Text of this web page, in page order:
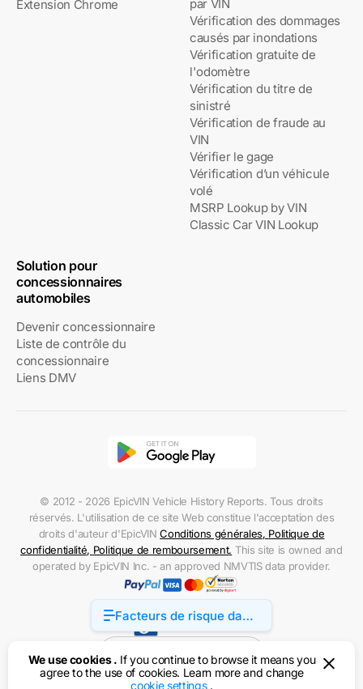
Facteurs de risque dans
l'historique du véhicule
Extension Chrome
par VIN
Vérification des dommages
causés par inondations
Vérification gratuite de
l'odomètre
Vérification du titre de
sinistré
Vérification de fraude au
VIN
Vérifier le gage
Vérification d’un véhicule
volé
MSRP Lookup by VIN
Classic Car VIN Lookup
Solution pour
concessionnaires
automobiles
Devenir concessionnaire
Liste de contrôle du
concessionnaire
Liens DMV
© 2012 - 2026 EpicVIN Vehicle History Reports. Tous droits
réservés. L'utilisation de ce site Web constitue l'acceptation des
droits d'auteur d'EpicVINConditions générales, Politique de
confidentialité, Politique de remboursement. This site is owned and
operated by EpicVIN Inc. - an approved NMVTIS data provider.
Etats-Unis d'Amérique
Accessibility
We use cookies . If you continue to browse it means you
agree to the use of cookies. Learn more and change
cookie settings.